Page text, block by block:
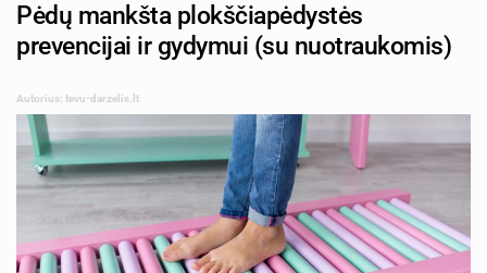
Pėdų mankšta plokščiapėdystės
prevencijai ir gydymui (su nuotraukomis)
Autorius: tevu-darzelis.lt